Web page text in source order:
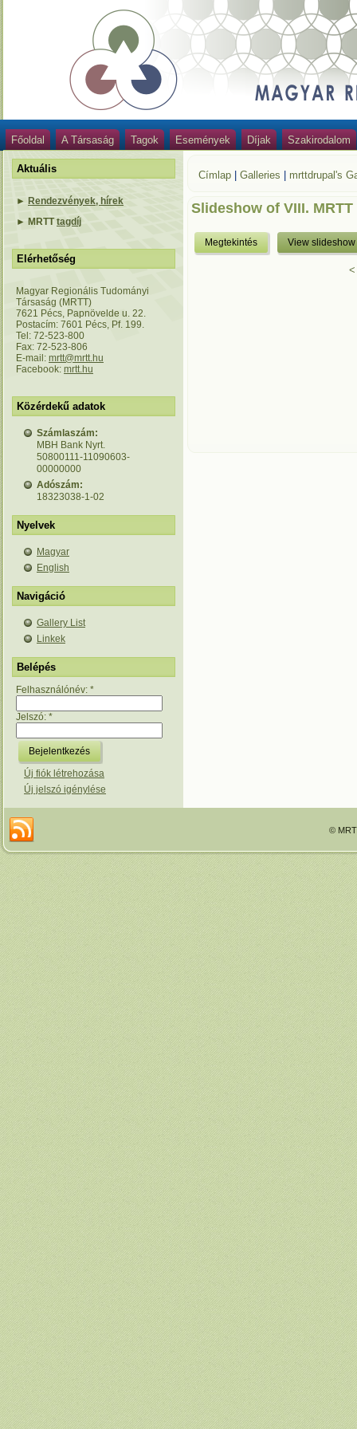
Főoldal A Társaság Tagok Események Díjak Szakirodalom
Aktuális
► Rendezvények, hírek
► MRTTtagdíj
Elérhetőség
Magyar Regionális Tudományi
Társaság (MRTT)
7621 Pécs, Papnövelde u. 22.
Postacím: 7601 Pécs, Pf. 199.
Tel: 72-523-800
Fax: 72-523-806
E-mail: mrtt@mrtt.hu
Facebook: mrtt.hu
Közérdekű adatok
Számlaszám:
MBH Bank Nyrt.
50800111-11090603-
00000000
Adószám:
18323038-1-02
Nyelvek
Magyar
English
Navigáció
Gallery List
Linkek
Belépés
Felhasználónév: *
Jelszó: *
Új fiók létrehozása
Új jelszó igénylése
Címlap |Galleries mrttdrupal's
Slideshow of VIII.
Megtekintés View slideshow
©